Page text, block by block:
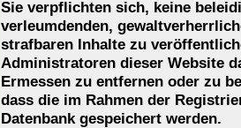
Sie verpflichten sich, keine
verleumdenden,
strafbaren Inhalte zu
Administratoren dieser Website
Ermessen zu entfernen oder zu
dass die im Rahmen der
Datenbank gespeichert werden.